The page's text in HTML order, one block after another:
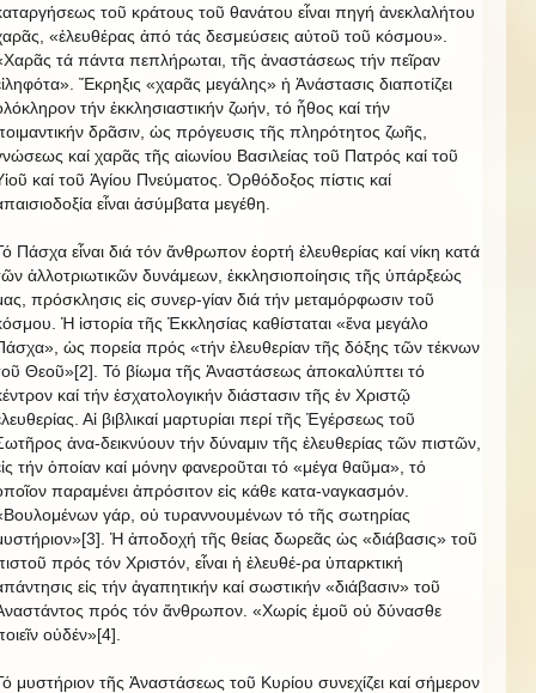
τοῦ κράτους τοῦ θανάτου εἶναι πηγή ἀνεκλαλήτου
«ἐλευθέρας ἀπό τάς δεσμεύσεις αὐτοῦ τοῦ κόσμου».
τά πάντα πεπλήρωται, τῆς ἀναστάσεως τήν πεῖραν
Ἔκρηξις «χαρᾶς μεγάλης» ἡ Ἀνάστασις διαποτίζει
τήν ἐκκλησιαστικήν ζωήν, τό ἦθος καί τήν
δρᾶσιν, ὡς πρόγευσις τῆς πληρότητος ζωῆς,
καί χαρᾶς τῆς αἰωνίου Βασιλείας τοῦ Πατρός καί τοῦ
καί τοῦ Ἁγίου Πνεύματος. Ὀρθόδοξος πίστις καί
εἶναι ἀσύμβατα μεγέθη.
Πάσχα εἶναι διά τόν ἄνθρωπον ἑορτή ἐλευθερίας καί νίκη κατά
ἀλλοτριωτικῶν δυνάμεων, ἐκκλησιοποίησις τῆς ὑπάρξεώς
πρόσκλησις εἰς συνερ-γίαν διά τήν μεταμόρφωσιν τοῦ
Ἡ ἱστορία τῆς Ἐκκλησίας καθίσταται «ἕνα μεγάλο
ὡς πορεία πρός «τήν ἐλευθερίαν τῆς δόξης τῶν τέκνων
Θεοῦ»[2]. Τό βίωμα τῆς Ἀναστάσεως ἀποκαλύπτει τό
καί τήν ἐσχατολογικήν διάστασιν τῆς ἐν Χριστῷ
Αἱ βιβλικαί μαρτυρίαι περί τῆς Ἐγέρσεως τοῦ
ἀνα-δεικνύουν τήν δύναμιν τῆς ἐλευθερίας τῶν πιστῶν,
τήν ὁποίαν καί μόνην φανεροῦται τό «μέγα θαῦμα», τό
παραμένει ἀπρόσιτον εἰς κάθε κατα-ναγκασμόν.
γάρ, οὐ τυραννουμένων τό τῆς σωτηρίας
Ἡ ἀποδοχή τῆς θείας δωρεᾶς ὡς «διάβασις» τοῦ
πρός τόν Χριστόν, εἶναι ἡ ἐλευθέ-ρα ὑπαρκτική
εἰς τήν ἀγαπητικήν καί σωστικήν «διάβασιν» τοῦ
πρός τόν ἄνθρωπον. «Χωρίς ἐμοῦ οὐ δύνασθε
οὐδέν»[4].
μυστήριον τῆς Ἀναστάσεως τοῦ Κυρίου συνεχίζει καί σήμερον